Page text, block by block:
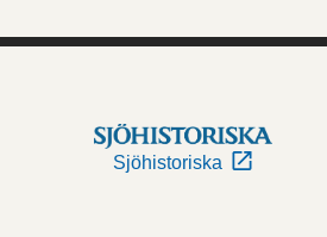
Sjöhistoriska